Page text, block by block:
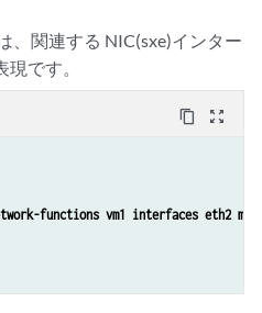
、関連する NIC(sxe)インター
です。
content_copy zoom_out_map
functions vm1 interfaces eth2